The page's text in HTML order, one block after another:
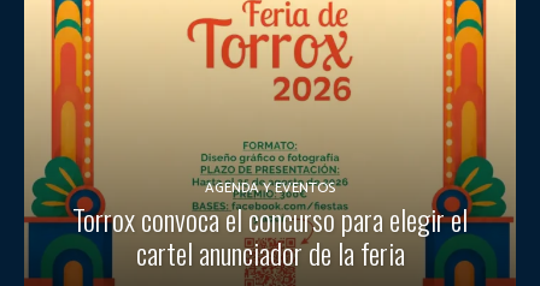
AGENDA Y EVENTOS
Torrox convoca el concurso para elegir el
cartel anunciador de la feria